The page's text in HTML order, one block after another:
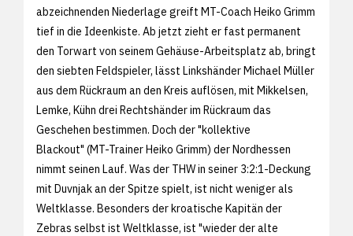
abzeichnenden Niederlage greift MT-Coach Heiko Grimm
tief in die Ideenkiste. Ab jetzt zieht er fast permanent
den Torwart von seinem Gehäuse-Arbeitsplatz ab, bringt
den siebten Feldspieler, lässt Linkshänder Michael Müller
aus dem Rückraum an den Kreis auflösen, mit Mikkelsen,
Lemke, Kühn drei Rechtshänder im Rückraum das
Geschehen bestimmen. Doch der "kollektive
Blackout" (MT-Trainer Heiko Grimm) der Nordhessen
nimmt seinen Lauf. Was der THW in seiner 3:2:1-Deckung
mit Duvnjak an der Spitze spielt, ist nicht weniger als
Weltklasse. Besonders der kroatische Kapitän der
Zebras selbst ist Weltklasse, ist "wieder der alte